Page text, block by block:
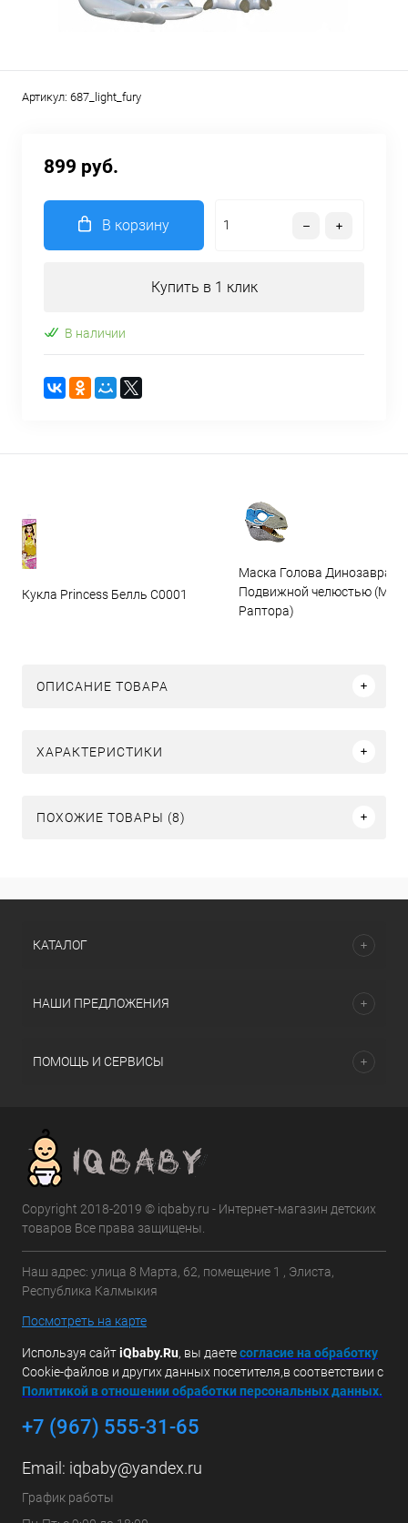
Артикул: 687_light_fury
899 руб.
В корзину
Купить в 1 клик
В наличии
Кукла Princess Белль C0001
Маска Голова Динозавра с
Подвижной челюстью
Раптора)
ОПИСАНИЕ ТОВАРА
ХАРАКТЕРИСТИКИ
ПОХОЖИЕ ТОВАРЫ (8)
КАТАЛОГ
НАШИ ПРЕДЛОЖЕНИЯ
ПОМОЩЬ И СЕРВИСЫ
Copyright 2018-2019 © iqbaby.ru - Интернет-магазин детских
товаров Все права защищены.
Наш адрес: улица 8 Марта, 62, помещение 1 , Элиста,
Республика Калмыкия
Посмотреть на карте
Используя сайтiQbaby.Ru, вы даетесогласие на обработку
Cookie-файлов и других данных посетителя,в соответствии с
Политикой в отношении обработки персональных данных.
+7 (967) 555-31-65
Email: iqbaby@yandex.ru
График работы